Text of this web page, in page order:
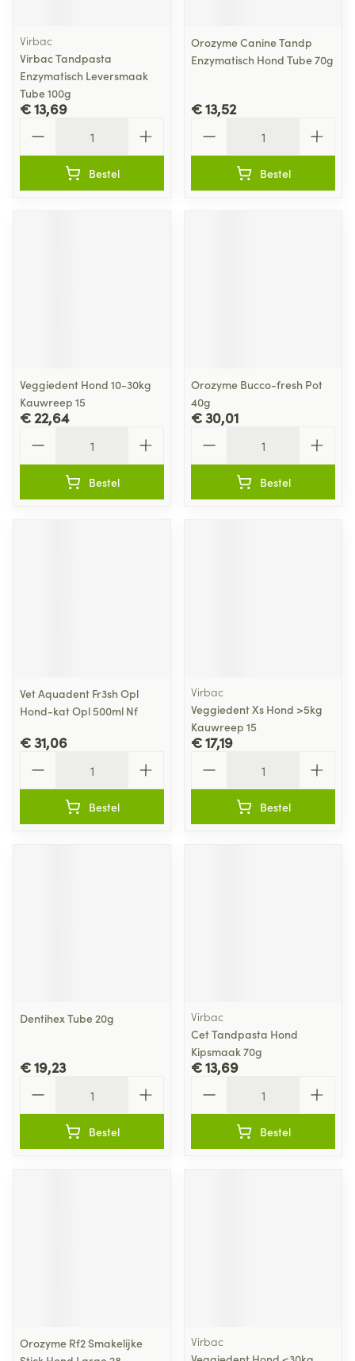
Virbac
Virbac Tandpasta
Enzymatisch Leversmaak
Tube 100g
€ 13,69
Bestel
Orozyme Canine Tandp
Enzymatisch Hond Tube 70g
€ 13,52
Bestel
Veggiedent Hond 10-30kg
Kauwreep 15
€ 22,64
Bestel
Orozyme Bucco-fresh Pot
40g
€ 30,01
Bestel
Vet Aquadent Fr3sh Opl
Hond-kat Opl 500ml Nf
€ 31,06
Bestel
Virbac
Veggiedent Xs Hond >5kg
Kauwreep 15
€ 17,19
Bestel
Dentihex Tube 20g
€ 19,23
Bestel
Virbac
Cet Tandpasta Hond
Kipsmaak 70g
€ 13,69
Bestel
Orozyme Rf2 Smakelijke
Virbac